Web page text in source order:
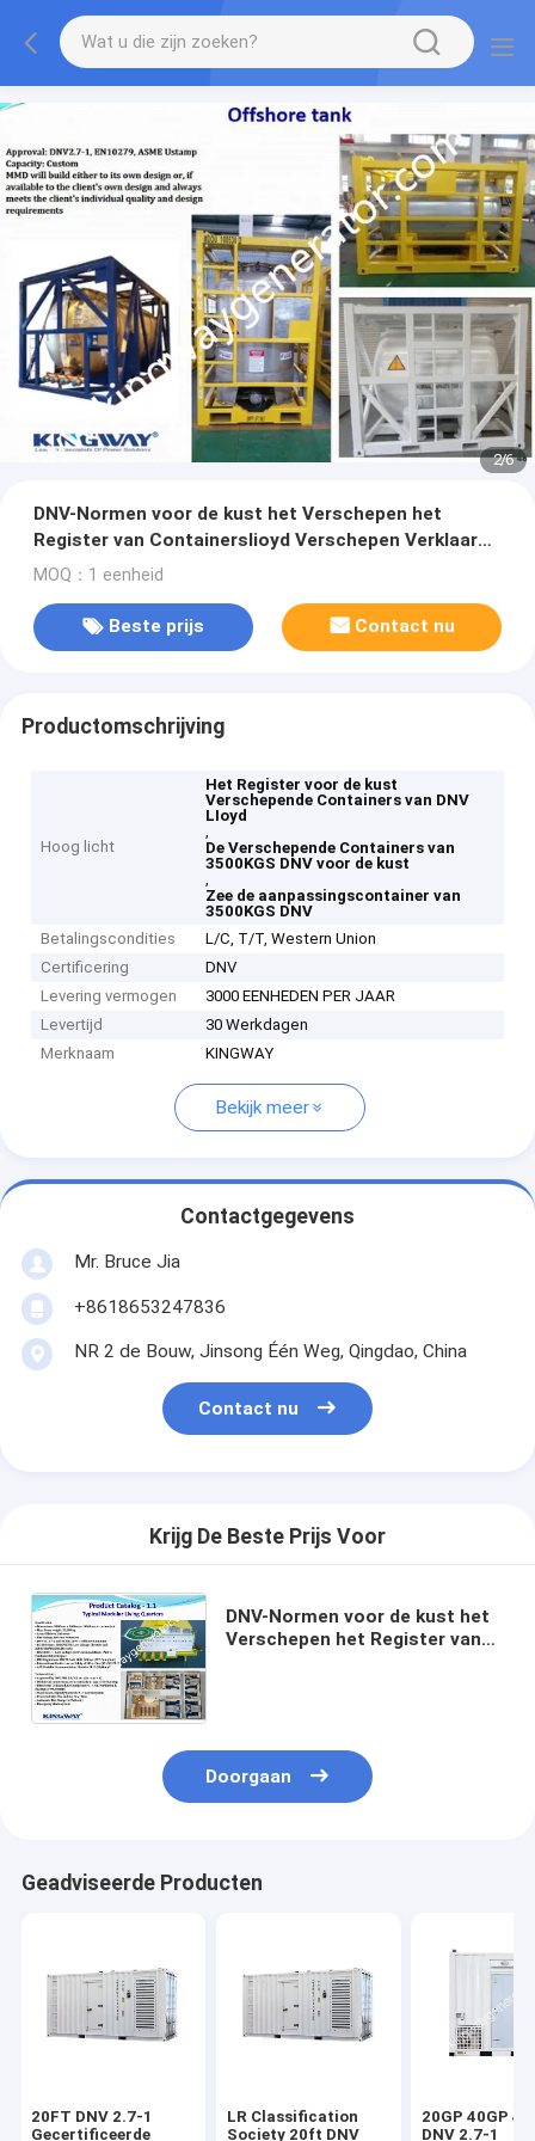
2/6
DNV-Normen voor de kust het Verschepen het
Register van Containerslioyd Verschepen Verklaard
voor Gymnasiumzaal
MOQ：1 eenheid
Beste prijs Contact nu
Productomschrijving
Hoog licht
Het Register voor de kust
Verschepende Containers van DNV
LIoyd
,
De Verschepende Containers van
3500KGS DNV voor de kust
,
Zee de aanpassingscontainer van
3500KGS DNV
Betalingscondities
L/C, T/T, Western Union
Certificering
DNV
Levering vermogen
3000 EENHEDEN PER JAAR
Levertijd
30 Werkdagen
Merknaam
KINGWAY
Bekijk meer
Contactgegevens
Mr. Bruce Jia
+8618653247836
NR 2 de Bouw, Jinsong Één Weg, Qingdao, China
Contact nu
Krijg De Beste Prijs Voor
DNV-Normen voor de kust het
Verschepen het Register van
Doorgaan
Geadviseerde Producten
20FT DNV 2.7-1
Gecertificeerde
LR Classification
Society 20ft DNV
20GP 40GP
DNV 2.7-1